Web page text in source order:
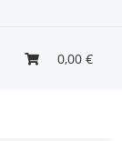
0,00 €